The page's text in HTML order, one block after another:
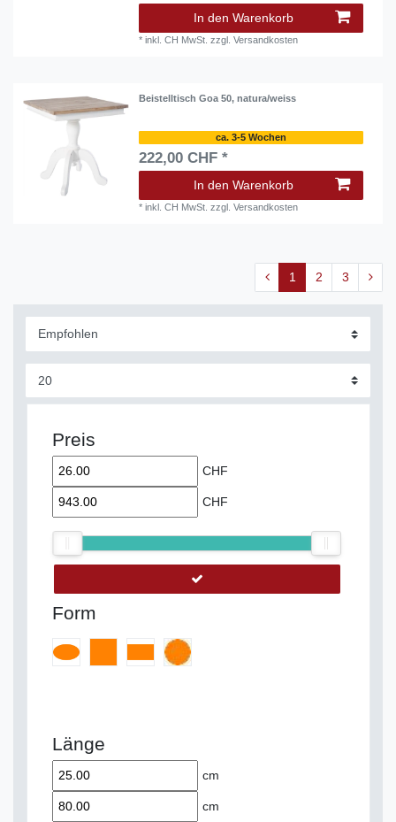
In den Warenkorb
*inkl. CH MwSt. zzgl.Versandkosten
Beistelltisch Goa 50, natura/weiss
ca. 3-5 Wochen
222,00 CHF *
In den Warenkorb
*inkl. CH MwSt. zzgl.Versandkosten
1 2 3
Preis
CHF
CHF
Form
Länge
cm
cm